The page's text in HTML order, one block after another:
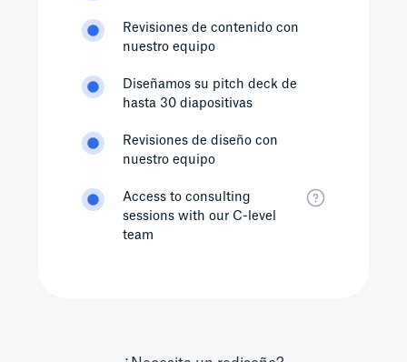
Revisiones de contenido con
nuestro equipo
Diseñamos su pitch deck de
hasta 30 diapositivas
Revisiones de diseño con
nuestro equipo
Access to consulting
sessions with our C-level
team